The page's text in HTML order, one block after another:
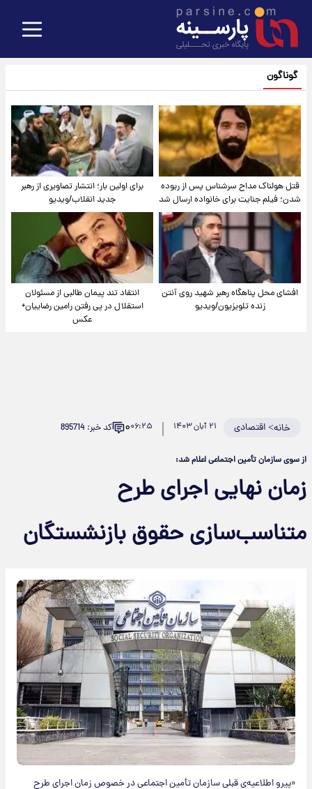
گوناگون
قتل هولناک مداح سرشناس پس از ربوده
شدن؛ فیلم جنایت برای خانواده ارسال شد
برای اولین بار؛ انتشار تصاویری از رهبر
جدید انقلاب/ویدیو
افشای محل پناهگاه‌ رهبر شهید روی آنتن
زنده تلویزیون/ویدیو
انتقاد تند پیمان طالبی از مسئولان
استقلال در پی رفتن رامین رضاییان+
عکس
خانه>اقتصادی ۲۱ آبان ۱۴۰۳ ۰۶:۲۵۰ کد خبر: 895714
از سوی سازمان تأمین اجتماعی اعلام شد:
زمان نهایی اجرای طرح
متناسب‌سازی حقوق بازنشستگان
«پیرو اطلاعیه‌ی قبلی سازمان تأمین اجتماعی در خصوص زمان اجرای طرح